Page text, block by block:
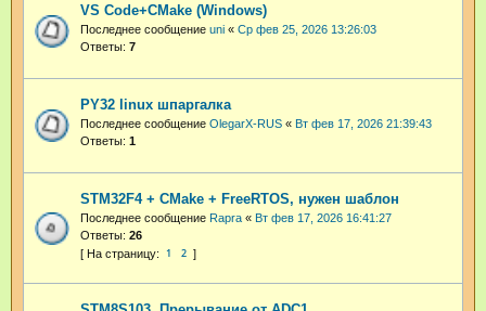
VS Code+CMake (Windows)
Последнее сообщение uni « Ср фев 25, 2026 13:26:03
Ответы: 7
PY32 linux шпаргалка
Последнее сообщение OlegarX-RUS « Вт фев 17, 2026 21:39:43
Ответы: 1
STM32F4 + CMake + FreeRTOS, нужен шаблон
Последнее сообщение Rapra « Вт фев 17, 2026 16:41:27
Ответы: 26
1 2